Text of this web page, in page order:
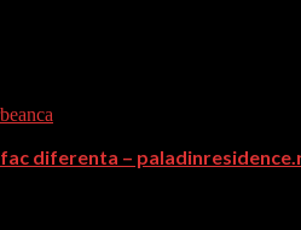
diferenta –